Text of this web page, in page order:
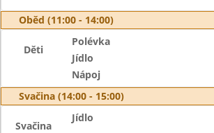
Oběd (11:00 - 14:00)
Děti
Polévka
Jídlo
Nápoj
Svačina (14:00 - 15:00)
Svačina
Jídlo